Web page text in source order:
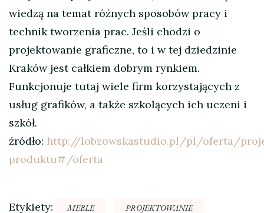
wiedzą na temat różnych sposobów pracy i
technik tworzenia prac. Jeśli chodzi o
projektowanie graficzne, to i w tej dziedzinie
Kraków jest całkiem dobrym rynkiem.
Funkcjonuje tutaj wiele firm korzystających z
usług grafików, a także szkolących ich uczeni i
szkół.
źródło: http://lobzowskastudio.pl/pl/oferta/
produktu#/oferta
Etykiety: MEBLE
PROJEKTOWANIE